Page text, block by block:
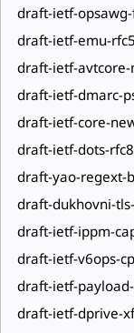
draft-ietf-
draft-ietf-emu-
draft-ietf-
draft-ietf-dmarc-
draft-ietf-core-
draft-ietf-dots-
draft-yao-regext-
draft-dukhovni-
draft-ietf-ippm-
draft-ietf-v6ops-
draft-ietf-
draft-ietf-dprive-